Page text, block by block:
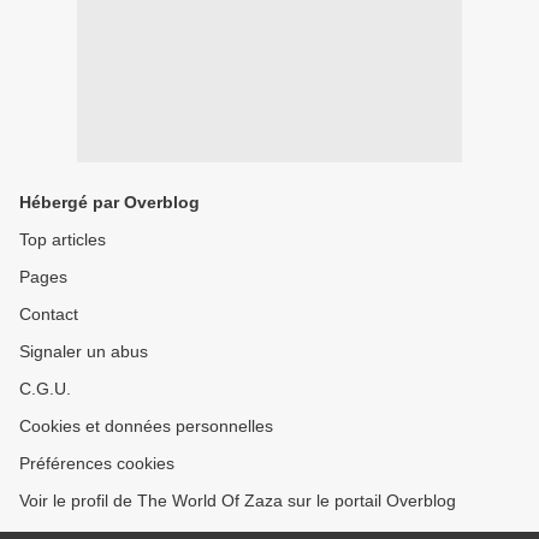
Hébergé par Overblog
Top articles
Pages
Contact
Signaler un abus
C.G.U.
Cookies et données personnelles
Préférences cookies
Voir le profil de The World Of Zaza sur le portail Overblog